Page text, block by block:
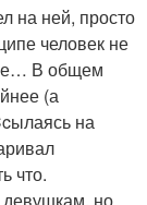
на ней, просто
человек не
В общем
(а
на
что.